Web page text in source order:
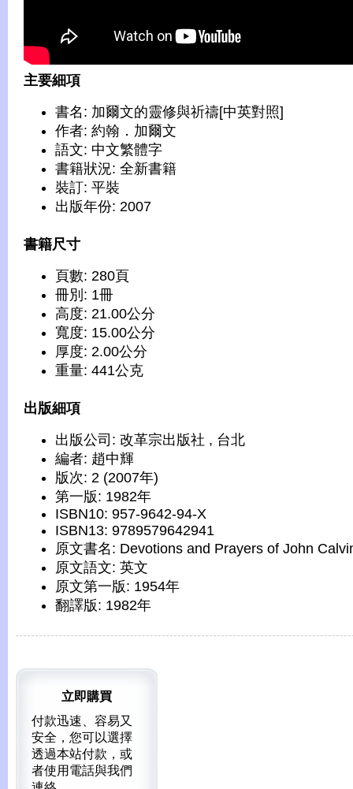
主要細項
書名: 加爾文的靈修與祈禱[中英對照]
作者: 約翰．加爾文
語文: 中文繁體字
書籍狀況: 全新書籍
裝訂: 平裝
出版年份: 2007
書籍尺寸
頁數: 280頁
冊別: 1冊
高度: 21.00公分
寬度: 15.00公分
厚度: 2.00公分
重量: 441公克
出版細項
出版公司: 改革宗出版社 , 台北
編者: 趙中輝
版次: 2 (2007年)
第一版: 1982年
ISBN10: 957-9642-94-X
ISBN13: 9789579642941
原文書名: Devotions and Prayers of John
原文語文: 英文
原文第一版: 1954年
翻譯版: 1982年
立即購買
付款迅速、容易又
安全，您可以選擇
透過本站付款，或
者使用電話與我們